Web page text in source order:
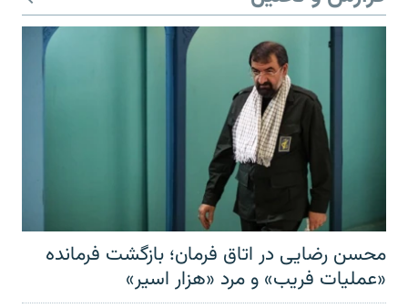
محسن رضایی در اتاق فرمان؛ بازگشت فرمانده
«عملیات فریب» و مرد «هزار اسیر»